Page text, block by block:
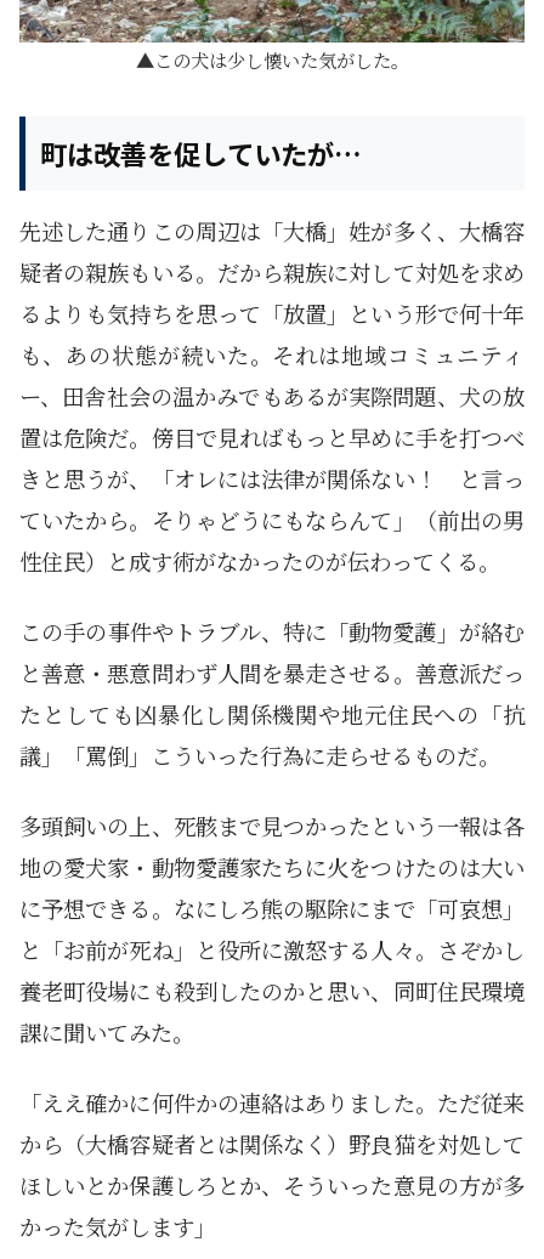
この犬は少し懐いた気がした。
町は改善を促していたが…
先述した通りこの周辺は「大橋」姓が多く、大橋容
疑者の親族もいる。だから親族に対して対処を求め
るよりも気持ちを思って「放置」という形で何十年
も、あの状態が続いた。それは地域コミュニティ
ー、田舎社会の温かみでもあるが実際問題、犬の放
置は危険だ。傍目で見ればもっと早めに手を打つべ
きと思うが、「オレには法律が関係ない！ と言っ
ていたから。そりゃどうにもならんて」（前出の男
性住民）と成す術がなかったのが伝わってくる。
この手の事件やトラブル、特に「動物愛護」が絡む
と善意・悪意問わず人間を暴走させる。善意派だっ
たとしても凶暴化し関係機関や地元住民への「抗
議」「罵倒」こういった行為に走らせるものだ。
多頭飼いの上、死骸まで見つかったという一報は各
地の愛犬家・動物愛護家たちに火をつけたのは大い
に予想できる。なにしろ熊の駆除にまで「可哀想」
と「お前が死ね」と役所に激怒する人々。さぞかし
養老町役場にも殺到したのかと思い、同町住民環境
課に聞いてみた。
「ええ確かに何件かの連絡はありました。ただ従来
から（大橋容疑者とは関係なく）野良猫を対処して
ほしいとか保護しろとか、そういった意見の方が多
かった気がします」